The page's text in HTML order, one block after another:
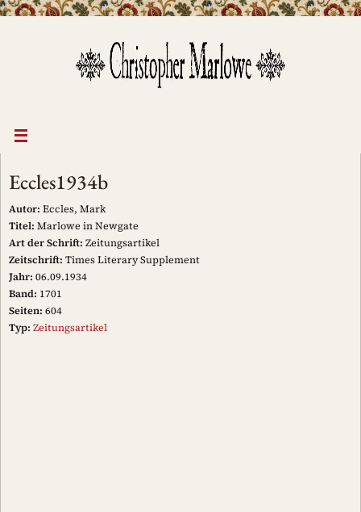
Eccles1934b
Autor: Eccles, Mark
Titel: Marlowe in Newgate
Art der Schrift: Zeitungsartikel
Zeitschrift: Times Literary Supplement
Jahr: 06.09.1934
Band: 1701
Seiten: 604
Typ: Zeitungsartikel